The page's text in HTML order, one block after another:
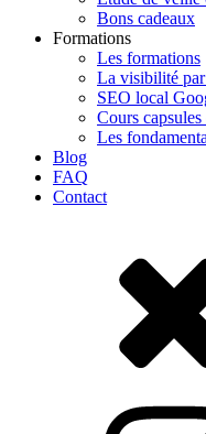
Bons cadeaux
Formations
Les formations
La visibilité
SEO local
Cours
Les
Blog
FAQ
Contact